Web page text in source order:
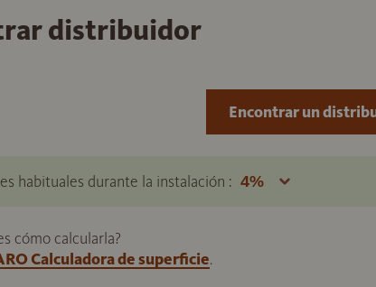
distribuidor
habituales durante la instalación :
cómo calcularla?
Calculadora de superficie.
Encontrar un